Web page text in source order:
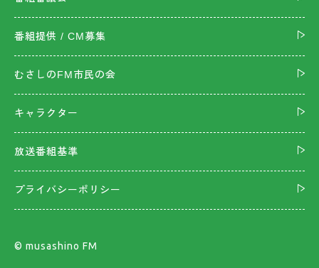
番組提供 / CM募集
むさしのFM市民の会
キャラクター
放送番組基準
プライバシーポリシー
©︎ musashino FM